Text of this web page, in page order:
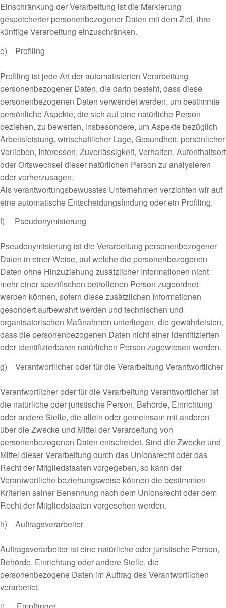
Einschränkung der Verarbeitung ist die Markierung
gespeicherter personenbezogener Daten mit dem Ziel, ihre
künftige Verarbeitung einzuschränken.
e) Profiling
Profiling ist jede Art der automatisierten Verarbeitung
personenbezogener Daten, die darin besteht, dass diese
personenbezogenen Daten verwendet werden, um bestimmte
persönliche Aspekte, die sich auf eine natürliche Person
beziehen, zu bewerten, insbesondere, um Aspekte bezüglich
Arbeitsleistung, wirtschaftlicher Lage, Gesundheit, persönlicher
Vorlieben, Interessen, Zuverlässigkeit, Verhalten, Aufenthaltsort
oder Ortswechsel dieser natürlichen Person zu analysieren
oder vorherzusagen.
Als verantwortungsbewusstes Unternehmen verzichten wir auf
eine automatische Entscheidungsfindung oder ein Profiling.
f) Pseudonymisierung
Pseudonymisierung ist die Verarbeitung personenbezogener
Daten in einer Weise, auf welche die personenbezogenen
Daten ohne Hinzuziehung zusätzlicher Informationen nicht
mehr einer spezifischen betroffenen Person zugeordnet
werden können, sofern diese zusätzlichen Informationen
gesondert aufbewahrt werden und technischen und
organisatorischen Maßnahmen unterliegen, die gewährleisten,
dass die personenbezogenen Daten nicht einer identifizierten
oder identifizierbaren natürlichen Person zugewiesen werden.
g) Verantwortlicher oder für die Verarbeitung Verantwortlicher
Verantwortlicher oder für die Verarbeitung Verantwortlicher ist
die natürliche oder juristische Person, Behörde, Einrichtung
oder andere Stelle, die allein oder gemeinsam mit anderen
über die Zwecke und Mittel der Verarbeitung von
personenbezogenen Daten entscheidet. Sind die Zwecke und
Mittel dieser Verarbeitung durch das Unionsrecht oder das
Recht der Mitgliedstaaten vorgegeben, so kann der
Verantwortliche beziehungsweise können die bestimmten
Kriterien seiner Benennung nach dem Unionsrecht oder dem
Recht der Mitgliedstaaten vorgesehen werden.
h) Auftragsverarbeiter
Auftragsverarbeiter ist eine natürliche oder juristische Person,
Behörde, Einrichtung oder andere Stelle, die
personenbezogene Daten im Auftrag des Verantwortlichen
verarbeitet.